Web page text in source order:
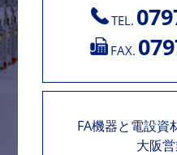
TEL.
FAX.
FA機器と電設資
大阪